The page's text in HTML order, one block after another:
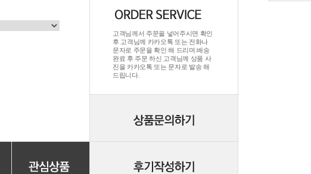
고객님께서 주문을 넣어주시면 확인
후 고객님께 카카오톡 또는 전화나
문자로 주문을 확인 해 드리며.배송
완료 후 주문 하신 고객님께 상품 사
진을 카카오톡 또는 문자로 발송 해
드립니다.